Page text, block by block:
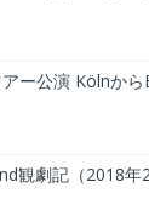
ー公演 Kölnか
観劇記（2018年2